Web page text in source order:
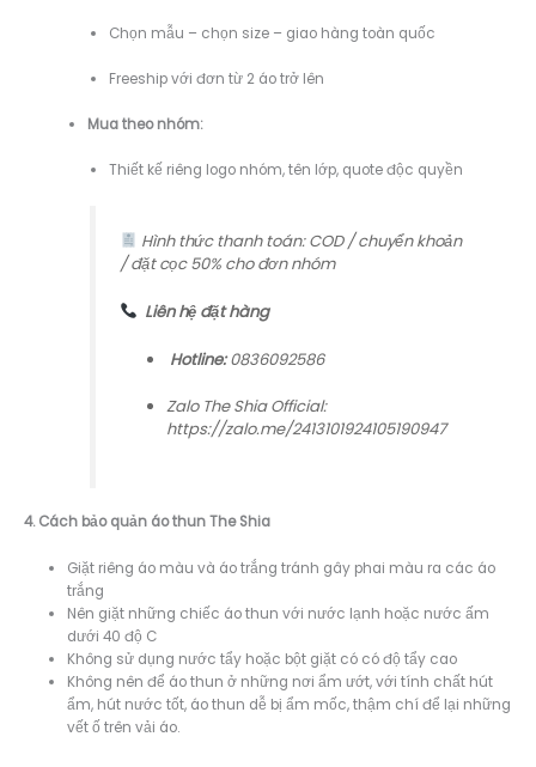
Chọn mẫu – chọn size – giao hàng toàn quốc
Freeship với đơn từ 2 áo trở lên
Mua theo nhóm:
Thiết kế riêng logo nhóm, tên lớp, quote độc quyền
Hình thức thanh toán: COD / chuyển khoản
/ đặt cọc 50% cho đơn nhóm
Liên hệ đặt hàng
Hotline:0836092586
Zalo The Shia Official:
https://zalo.me/2413101924105190947
4. Cách bảo quản áo thun The Shia
Giặt riêng áo màu và áo trắng tránh gây phai màu ra các áo
trắng
Nên giặt những chiếc áo thun với nước lạnh hoặc nước ấm
dưới 40 độ C
Không sử dụng nước tẩy hoặc bột giặt có có độ tẩy cao
Không nên để áo thun ở những nơi ẩm ướt, với tính chất hút
ẩm, hút nước tốt, áo thun dễ bị ẩm mốc, thậm chí để lại những
vết ố trên vải áo.